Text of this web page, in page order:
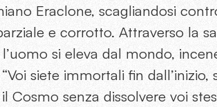
Eraclone, scagliandosi
e corrotto. Attraverso la
si eleva dal mondo,
siete immortali fin dall’inizio,
Cosmo senza dissolvere voi